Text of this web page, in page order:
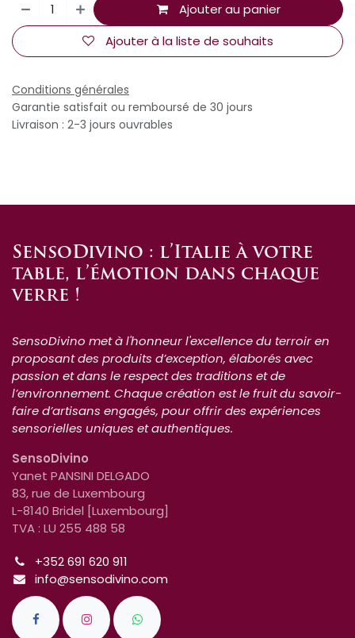
Ajouter au panier
Ajouter à la liste de souhaits
Conditions générales
Garantie satisfait ou remboursé de 30 jours
Livraison : 2-3 jours ouvrables
SensoDivino : l’Italie à votre
table, l’émotion dans chaque
verre !
SensoDivino met à l'honneur l'excellence du terroir en
proposant des produits d’exception, élaborés avec
passion et dans le respect des traditions et de
l’environnement. Chaque création est le fruit du savoir-
faire d’artisans engagés, pour offrir des expériences
sensorielles uniques et authentiques.
SensoDivino
Yanet PANSINI DELGADO
83, rue de Luxembourg
L-8140 Bridel [Luxembourg]
TVA : LU 255 488 58
+352 691 620 911
info@sensodivino.com